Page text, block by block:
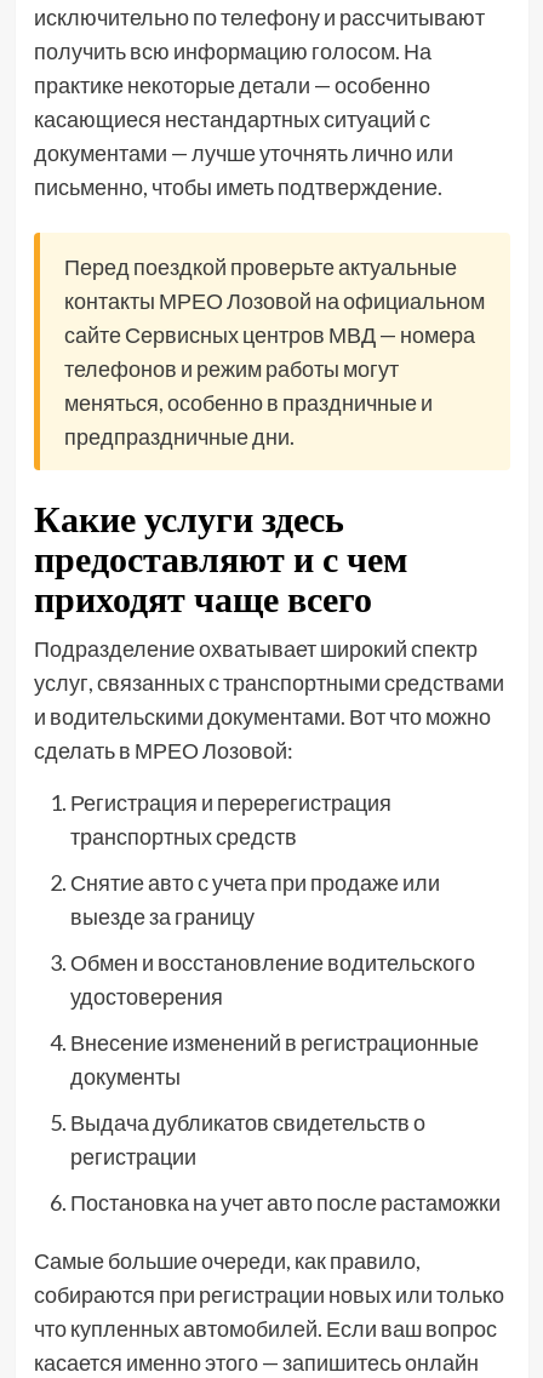
исключительно по телефону и рассчитывают
получить всю информацию голосом. На
практике некоторые детали — особенно
касающиеся нестандартных ситуаций с
документами — лучше уточнять лично или
письменно, чтобы иметь подтверждение.
Перед поездкой проверьте актуальные
контакты МРЕО Лозовой на официальном
сайте Сервисных центров МВД — номера
телефонов и режим работы могут
меняться, особенно в праздничные и
предпраздничные дни.
Какие услуги здесь
предоставляют и с чем
приходят чаще всего
Подразделение охватывает широкий спектр
услуг, связанных с транспортными средствами
и водительскими документами. Вот что можно
сделать в МРЕО Лозовой:
Регистрация и перерегистрация
транспортных средств
Снятие авто с учета при продаже или
выезде за границу
Обмен и восстановление водительского
удостоверения
Внесение изменений в регистрационные
документы
Выдача дубликатов свидетельств о
регистрации
Постановка на учет авто после растаможки
Самые большие очереди, как правило,
собираются при регистрации новых или только
что купленных автомобилей. Если ваш вопрос
касается именно этого — запишитесь онлайн